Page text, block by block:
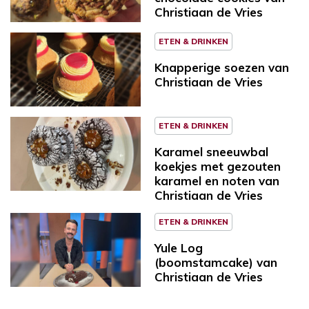
Christiaan de Vries
ETEN & DRINKEN
Knapperige soezen van
Christiaan de Vries
ETEN & DRINKEN
Karamel sneeuwbal
koekjes met gezouten
karamel en noten van
Christiaan de Vries
ETEN & DRINKEN
Yule Log
(boomstamcake) van
Christiaan de Vries